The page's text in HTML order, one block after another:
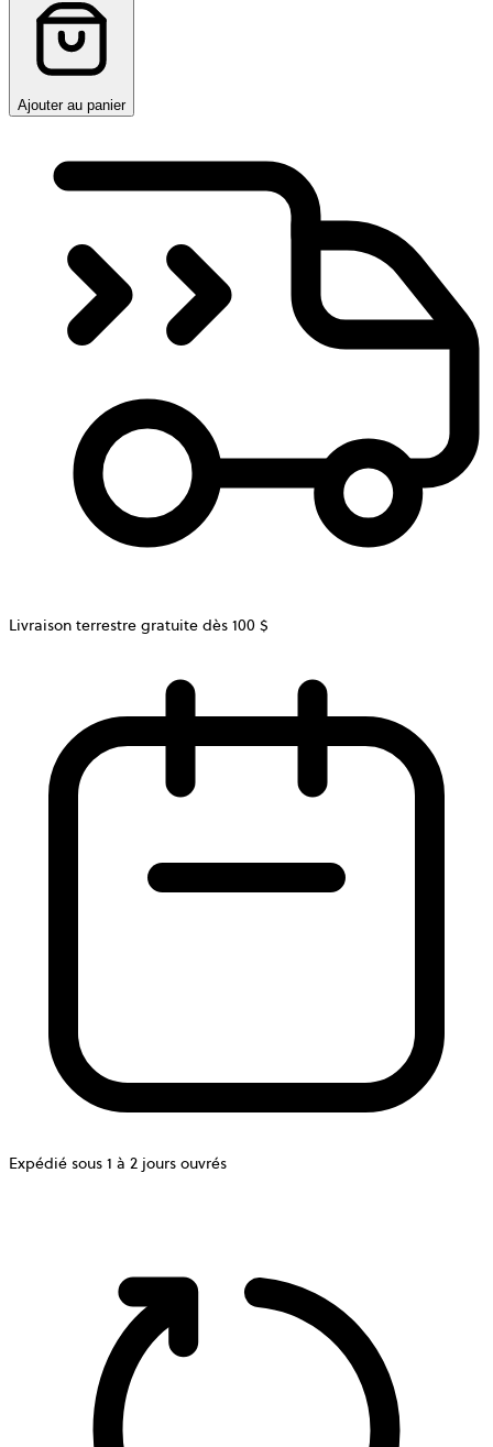
Ajouter au panier
Livraison terrestre gratuite dès 100 $
Expédié sous 1 à 2 jours ouvrés